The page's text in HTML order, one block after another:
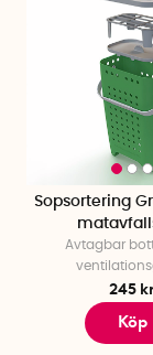
Sopsortering
Avtagbar
245
Köp